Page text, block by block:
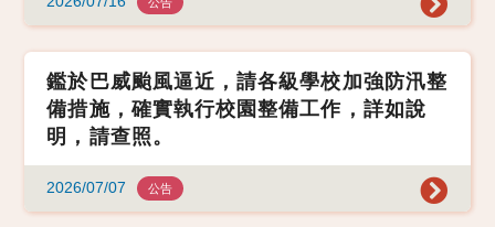
鑑於巴威颱風逼近，請各級學校加強防汛整
備措施，確實執行校園整備工作，詳如說
明，請查照。
2026/07/07 公告